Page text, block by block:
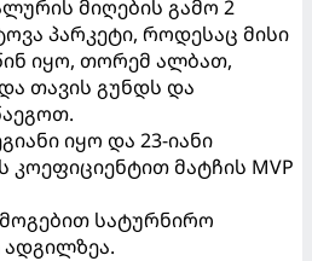
მიღების გამო 2
პარკეტი, როდესაც მისი
იყო, თორემ ალბათ,
თავის გუნდს და
იყო და 23-იანი
კოეფიციენტით მატჩის MVP
მოგებით სატურნირო